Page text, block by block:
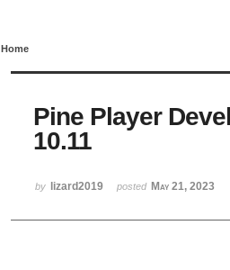
Home
Pine Player
10.11
by lizard2019 posted May 21, 2023